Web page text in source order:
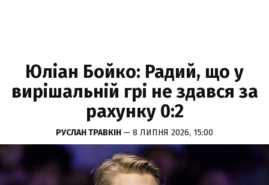
Юліан Бойко: Радий, що у
вирішальній грі не здався за
рахунку 0:2
РУСЛАН ТРАВКІН — 8 ЛИПНЯ 2026, 15:00